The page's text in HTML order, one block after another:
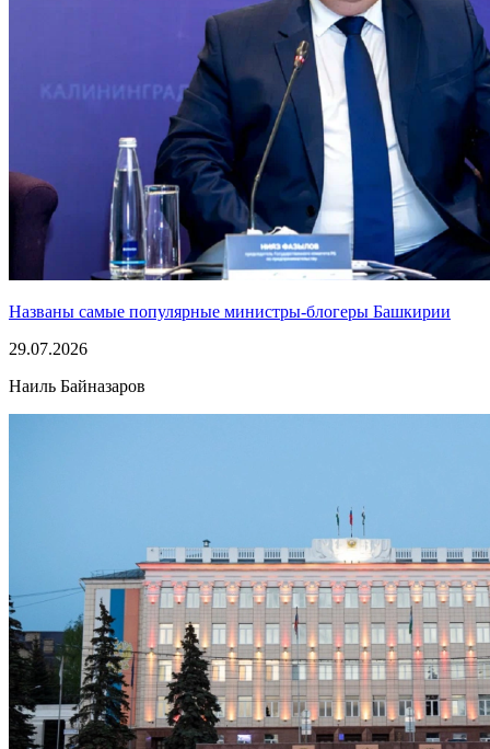
Названы самые популярные министры-блогеры Башкирии
29.07.2026
Наиль Байназаров